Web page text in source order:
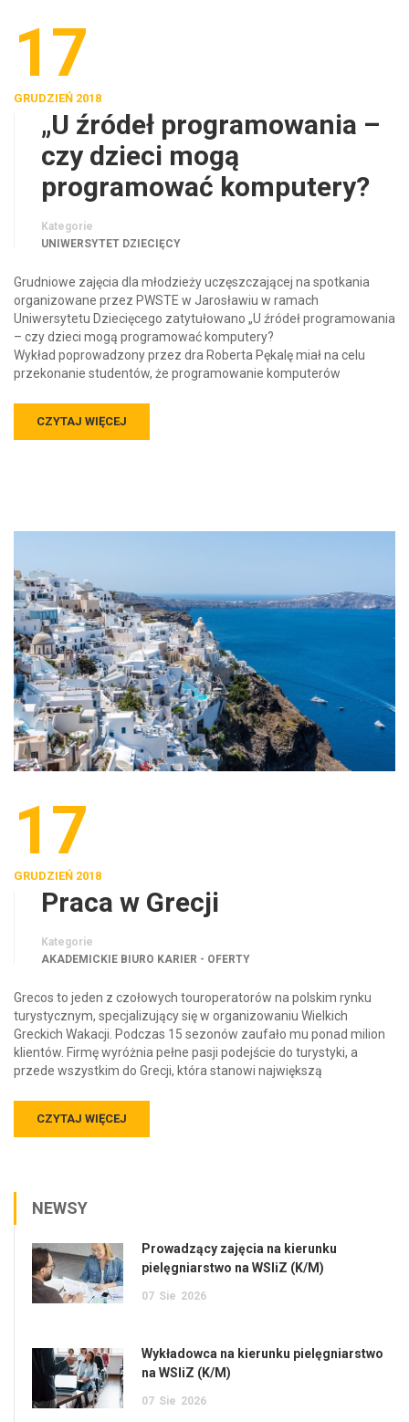
17
GRUDZIEŃ 2018
„U źródeł programowania –
czy dzieci mogą
programować komputery?
Kategorie
UNIWERSYTET DZIECIĘCY
Grudniowe zajęcia dla młodzieży uczęszczającej na spotkania
organizowane przez PWSTE w Jarosławiu w ramach
Uniwersytetu Dziecięcego zatytułowano „U źródeł programowania
– czy dzieci mogą programować komputery?
Wykład poprowadzony przez dra Roberta Pękalę miał na celu
przekonanie studentów, że programowanie komputerów
CZYTAJ WIĘCEJ
17
GRUDZIEŃ 2018
Praca w Grecji
Kategorie
AKADEMICKIE BIURO KARIER - OFERTY
Grecos to jeden z czołowych touroperatorów na polskim rynku
turystycznym, specjalizujący się w organizowaniu Wielkich
Greckich Wakacji. Podczas 15 sezonów zaufało mu ponad milion
klientów. Firmę wyróżnia pełne pasji podejście do turystyki, a
przede wszystkim do Grecji, która stanowi największą
CZYTAJ WIĘCEJ
NEWSY
Prowadzący zajęcia na kierunku
pielęgniarstwo na WSIiZ (K/M)
07 Sie 2026
Wykładowca na kierunku pielęgniarstwo
na WSIiZ (K/M)
07 Sie 2026